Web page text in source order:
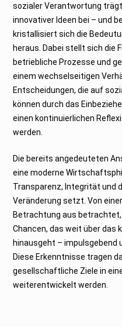
sozialer Verantwortung
innovativer Ideen bei – und
kristallisiert sich die
heraus. Dabei stellt sich die
betriebliche Prozesse und
einem wechselseitigen
Entscheidungen, die auf
können durch das
einen kontinuierlichen
werden.
Die bereits angedeuteten
eine moderne
Transparenz, Integrität und
Veränderung setzt. Von
Betrachtung aus
Chancen, das weit über das
hinausgeht – impulsgebend
Diese Erkenntnisse tragen
gesellschaftliche Ziele in
weiterentwickelt werden.